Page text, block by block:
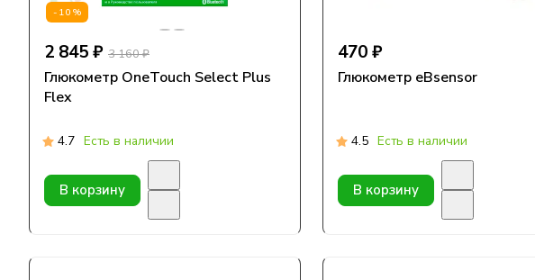
-10%
2 845 ₽ 3 160 ₽
Глюкометр OneTouch Select Plus
Flex
4.7 Есть в наличии
В корзину
470 ₽
Глюкометр eBsensor
4.5 Есть в наличии
В корзину